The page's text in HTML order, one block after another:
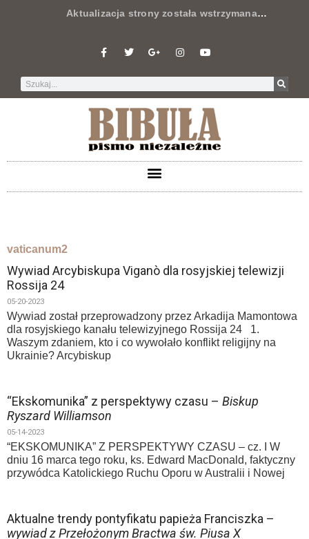
Aktualizacja strony została wstrzymana…
vaticanum2
Wywiad Arcybiskupa Viganò dla rosyjskiej telewizji
Rossija 24
05-20-2023
Wywiad został przeprowadzony przez Arkadija Mamontowa
dla rosyjskiego kanału telewizyjnego Rossija 24 1.
Waszym zdaniem, kto i co wywołało konflikt religijny na
Ukrainie? Arcybiskup
“Ekskomunika” z perspektywy czasu – Biskup
Ryszard Williamson
05-14-2023
“EKSKOMUNIKA” Z PERSPEKTYWY CZASU – cz. I W
dniu 16 marca tego roku, ks. Edward MacDonald, faktyczny
przywódca Katolickiego Ruchu Oporu w Australii i Nowej
Aktualne trendy pontyfikatu papieża Franciszka –
wywiad z Przełożonym Bractwa św. Piusa X